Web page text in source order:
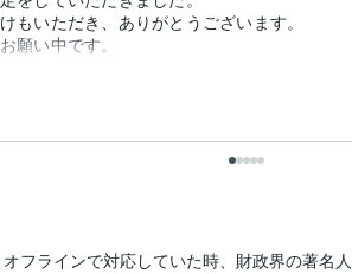
もいただき、ありがとうございます。
願い中です。
フラインで対応していた時、財政界の著名人